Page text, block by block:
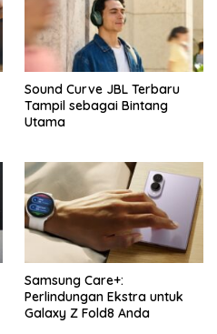
Sound Curve JBL Terbaru
Tampil sebagai Bintang
Utama
Samsung Care+:
Perlindungan Ekstra untuk
Galaxy Z Fold8 Anda